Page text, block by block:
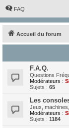
FAQ
Accueil du forum
F.A.Q.
Questions
Modérateurs :
Sujets : 65
Les
Jeux,
Modérateurs :
Sujets : 1184